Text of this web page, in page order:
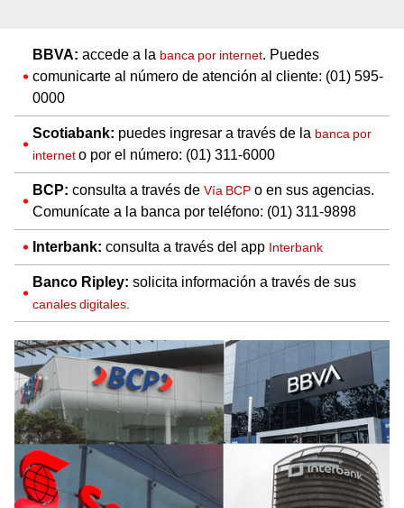
BBVA: accede a la banca por internet. Puedes
comunicarte al número de atención al cliente: (01) 595-
0000
Scotiabank: puedes ingresar a través de la banca por
interneto por el número: (01) 311-6000
BCP: consulta a través de Vía BCP o en sus agencias.
Comunícate a la banca por teléfono: (01) 311-9898
Interbank: consulta a través del app Interbank
Banco Ripley: solicita información a través de sus
canales digitales.